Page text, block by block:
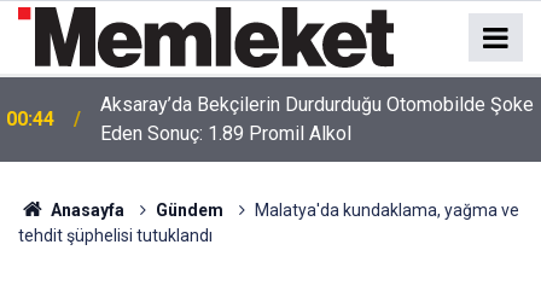
00:44
Aksaray’da Bekçilerin Durdurduğu Otomobilde Şoke
Eden Sonuç: 1.89 Promil Alkol
Anasayfa Gündem
Malatya'da kundaklama, yağma ve
tehdit şüphelisi tutuklandı